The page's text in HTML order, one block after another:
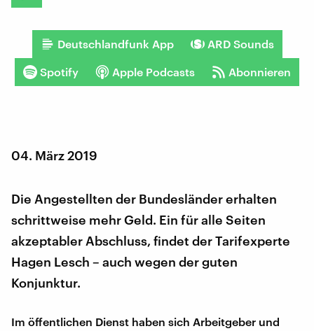
Deutschlandfunk App ARD Sounds
Spotify Apple Podcasts Abonnieren
04. März 2019
Die Angestellten der Bundesländer erhalten
schrittweise mehr Geld. Ein für alle Seiten
akzeptabler Abschluss, findet der Tarifexperte
Hagen Lesch – auch wegen der guten
Konjunktur.
Im öffentlichen Dienst haben sich Arbeitgeber und